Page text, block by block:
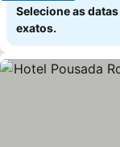
Selecione as
exatos.